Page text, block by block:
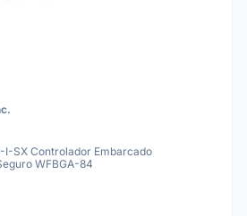
I-SX Controlador Embarcado
WFBGA-84